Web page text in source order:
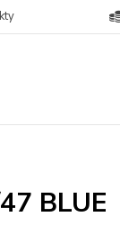
BLUE